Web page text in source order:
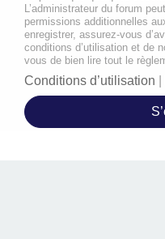
L’administrateur du forum
permissions additionnelles
enregistrer, assurez-vous
conditions d’utilisation et de
vous de bien lire tout le
Conditions d’utilisation